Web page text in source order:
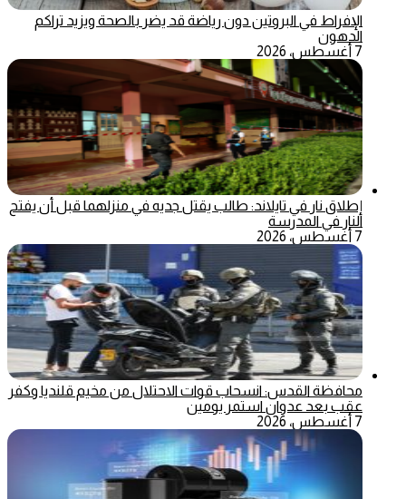
الإفراط في البروتين دون رياضة قد يضر بالصحة ويزيد تراكم
الدهون
7 أغسطس، 2026
إطلاق نار في تايلاند: طالب يقتل جديه في منزلهما قبل أن يفتح
النار في المدرسة
7 أغسطس، 2026
محافظة القدس: انسحاب قوات الاحتلال من مخيم قلنديا وكفر
عقب بعد عدوان استمر يومين
7 أغسطس، 2026